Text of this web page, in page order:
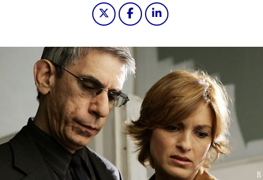
Partager "2023-09-26 13:55 -
Partager "2023-09-26